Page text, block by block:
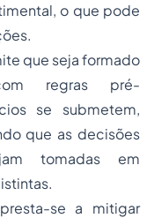
o que pode
que seja formado
regras pré-
se submetem,
que as decisões
tomadas em
se a mitigar